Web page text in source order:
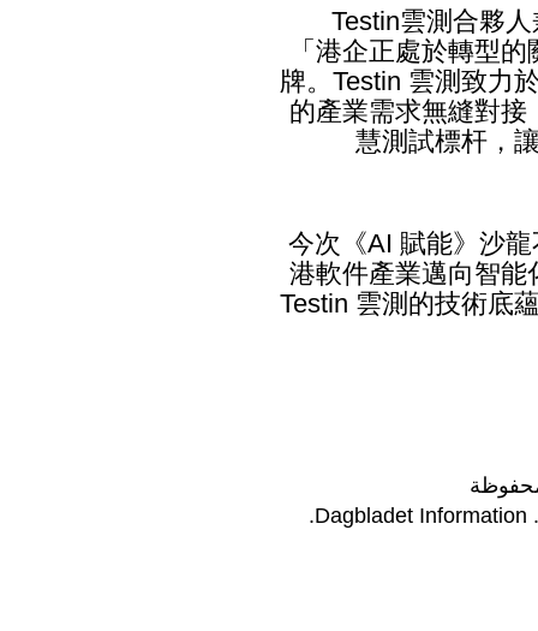
Testin雲測合夥
「港企正處於轉型
牌。Testin 雲測致力
的產業需求無縫對
慧測試標杆，
今次《AI 賦能》沙
港軟件產業邁向智
Testin 雲測的技術底
Dagbladet Information